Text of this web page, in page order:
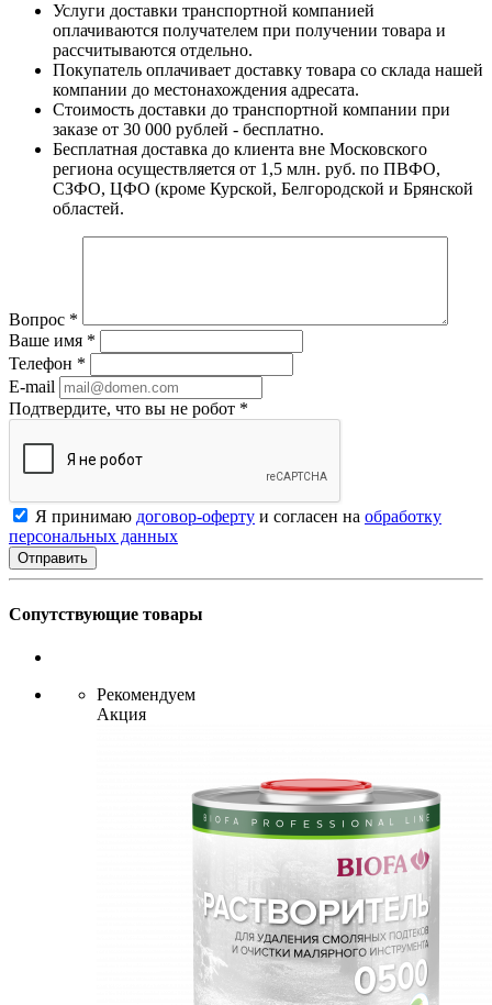
Услуги доставки транспортной компанией
оплачиваются получателем при получении товара и
рассчитываются отдельно.
Покупатель оплачивает доставку товара со склада нашей
компании до местонахождения адресата.
Стоимость доставки до транспортной компании при
заказе от 30 000 рублей - бесплатно.
Бесплатная доставка до клиента вне Московского
региона осуществляется от 1,5 млн. руб. по ПВФО,
СЗФО, ЦФО (кроме Курской, Белгородской и Брянской
областей.
Вопрос *
Ваше имя *
Телефон *
E-mail
Подтвердите, что вы не робот *
Я принимаю договор-оферту и согласен на обработку
персональных данных
Сопутствующие товары
Рекомендуем
Акция